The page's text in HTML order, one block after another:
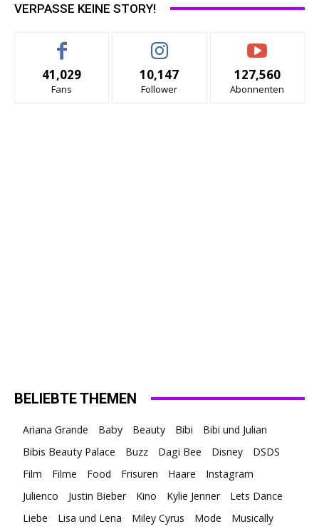
VERPASSE KEINE STORY!
41,029
Fans
10,147
Follower
127,560
Abonnenten
BELIEBTE THEMEN
Ariana Grande Baby Beauty Bibi Bibi und Julian
Bibis Beauty Palace Buzz Dagi Bee Disney
DSDS
Film
Filme Food Frisuren Haare
Instagram
Julienco
Justin Bieber Kino Kylie Jenner
Lets Dance
Liebe
Lisa und Lena Miley Cyrus Mode
Musically